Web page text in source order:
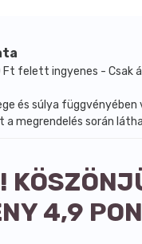
felett ingyenes - Csak
és súlya
a megrendelés során
4,9